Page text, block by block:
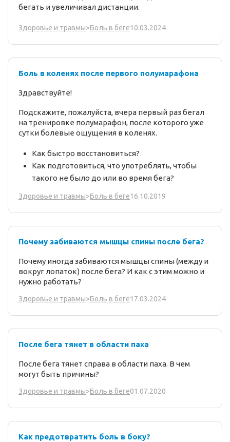
бегать и увеличивал дистанции.
Здоровье и травмы>Боль в беге10.03.2024
Боль в коленях после первого полумарафона
Здравствуйте!
Подскажите, пожалуйста, вчера первый раз бегал
на тренировке полумарафон, после которого уже
сутки болевые ощущения в коленях.
Как быстро восстановиться?
Как подготовиться, что употреблять, чтобы
такого не было до или во время бега?
Здоровье и травмы>Боль в беге16.10.2019
Почему забиваются мышцы спины после бега?
Почему иногда забиваются мышцы спины (между и
вокруг лопаток) после бега? И как с этим можно и
нужно работать?
Здоровье и травмы>Боль в беге17.03.2024
После бега тянет в области паха
После бега тянет справа в области паха. В чем
могут быть причины?
Здоровье и травмы>Боль в беге01.07.2020
Как предотвратить боль в боку?